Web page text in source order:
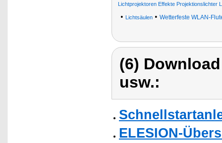
Lichtprojektoren Effekte Projektionslichter
• Lichtsäulen • Wetterfeste WLAN-
(6)
usw.:
ELESION-